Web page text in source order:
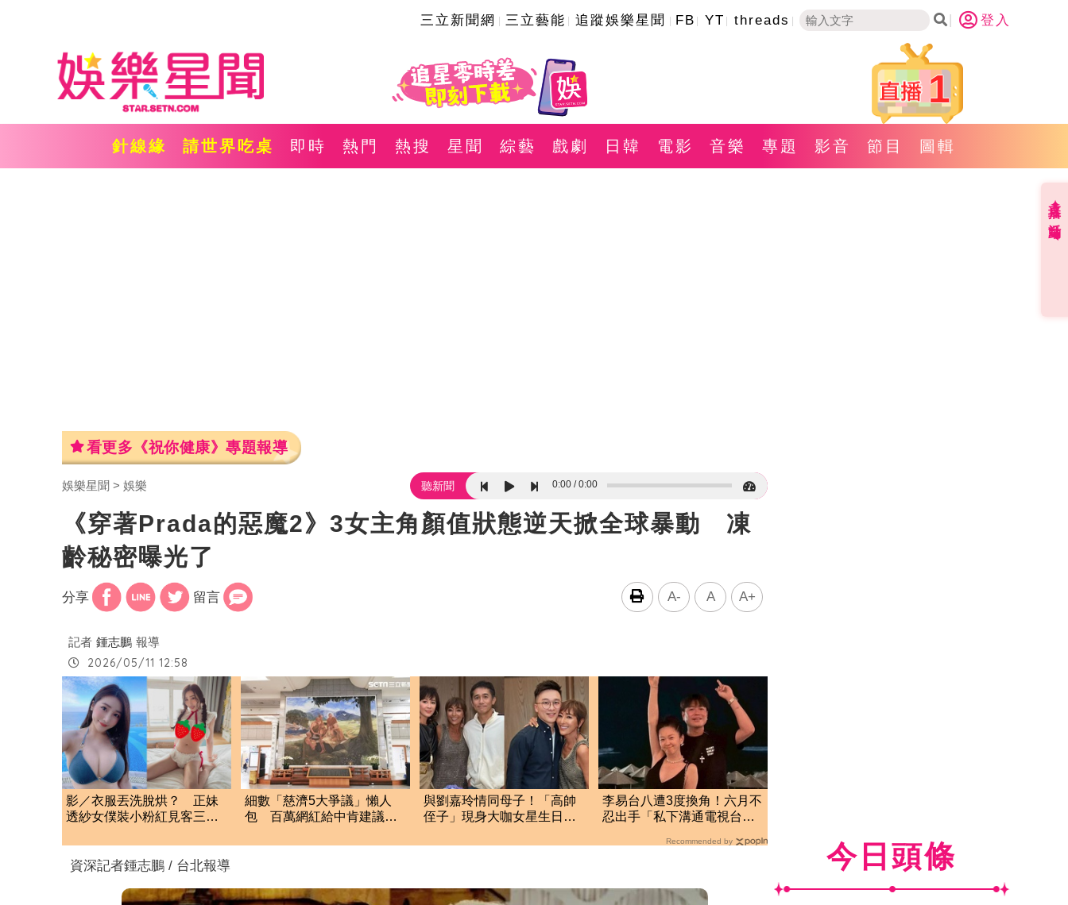
三立新聞網 三立藝能 追蹤娛樂星聞 FB YT threads 登入
1
針線緣 請世界吃桌 即時 熱門 熱搜 星聞 綜藝 戲劇 日韓 電影 音樂 專題 影音 節目 圖輯
看更多《祝你健康》專題報導
娛樂星聞 娛樂 聽新聞 0:00 0:00
《穿著Prada的惡魔2》3女主角顏值狀態逆天掀全球暴動 凍
齡秘密曝光了
分享 留言 A- A A+
記者 鍾志鵬 報導
2026/05/11 12:58
影／衣服丟洗脫烘？ 正妹
透紗女僕裝小粉紅見客三角
細數「慈濟5大爭議」懶人
包 百萬網紅給中肯建議：
與劉嘉玲情同母子！「高帥
侄子」現身大咖女星生日
李易台八遭3度換角！六月不
忍出手「私下溝通電視台」
Recommended by
資深記者鍾志鵬 / 台北報導 今日頭條
直播✦活動